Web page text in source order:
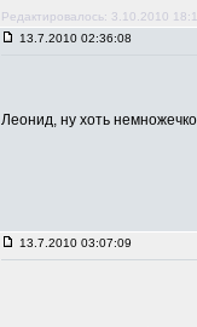
Редактировалось: 3.10.2010
13.7.2010 02:36:08
Леонид, ну хоть
13.7.2010 03:07:09